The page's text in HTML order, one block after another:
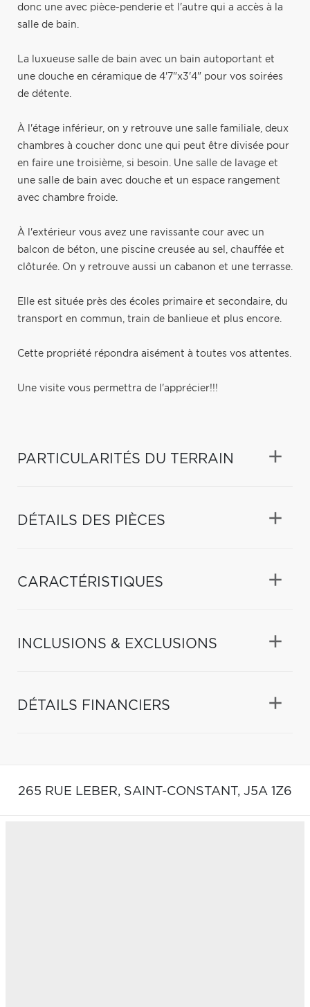
donc une avec pièce-penderie et l'autre qui a accès à la
salle de bain.
La luxueuse salle de bain avec un bain autoportant et
une douche en céramique de 4'7"x3'4" pour vos soirées
de détente.
À l'étage inférieur, on y retrouve une salle familiale, deux
chambres à coucher donc une qui peut être divisée pour
en faire une troisième, si besoin. Une salle de lavage et
une salle de bain avec douche et un espace rangement
avec chambre froide.
À l'extérieur vous avez une ravissante cour avec un
balcon de béton, une piscine creusée au sel, chauffée et
clôturée. On y retrouve aussi un cabanon et une terrasse.
Elle est située près des écoles primaire et secondaire, du
transport en commun, train de banlieue et plus encore.
Cette propriété répondra aisément à toutes vos attentes.
Une visite vous permettra de l'apprécier!!!
PARTICULARITÉS DU TERRAIN
DÉTAILS DES PIÈCES
CARACTÉRISTIQUES
INCLUSIONS & EXCLUSIONS
DÉTAILS FINANCIERS
265 RUE LEBER, SAINT-CONSTANT, J5A 1Z6